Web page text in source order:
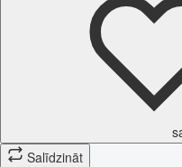
Salīdzināt